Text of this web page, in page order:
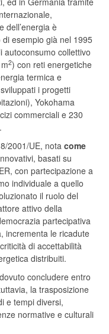
dell’energia è
esempio già nel 1995
autoconsumo collettivo
2) con reti energetiche
termica e
i progetti
Yokohama
commerciali e 230
2001/UE, nota come
basati su
con partecipazione a
individuale a quello
il ruolo del
attivo della
partecipativa
incrementa le ricadute
di accettabilità
distribuiti.
concludere entro
la trasposizione
e tempi diversi,
normative e culturali